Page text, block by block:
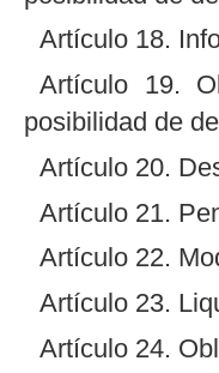
Artículo 18.
Artículo 19.
posibilidad de
Artículo 20.
Artículo 21.
Artículo 22.
Artículo 23.
Artículo 24.